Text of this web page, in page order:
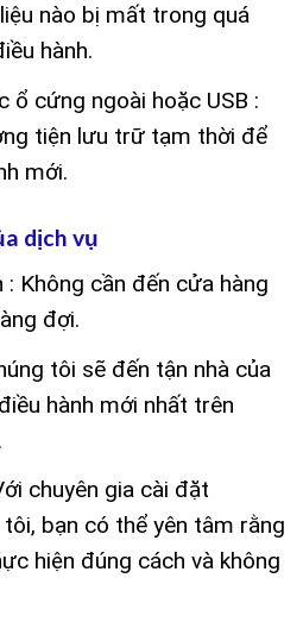
nào bị mất trong quá
hành.
ổ cứng ngoài hoặc USB :
tiện lưu trữ tạm thời để
mới.
dịch vụ
Không cần đến cửa hàng
đợi.
tôi sẽ đến tận nhà của
hành mới nhất trên
chuyên gia cài đặt
bạn có thể yên tâm rằng
hiện đúng cách và không